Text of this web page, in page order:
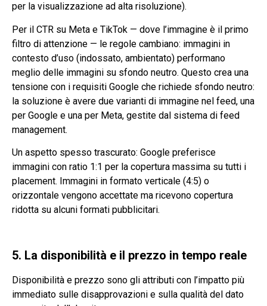
per la visualizzazione ad alta risoluzione).
Per il CTR su Meta e TikTok — dove l’immagine è il primo
filtro di attenzione — le regole cambiano: immagini in
contesto d’uso (indossato, ambientato) performano
meglio delle immagini su sfondo neutro. Questo crea una
tensione con i requisiti Google che richiede sfondo neutro:
la soluzione è avere due varianti di immagine nel feed, una
per Google e una per Meta, gestite dal sistema di feed
management.
Un aspetto spesso trascurato: Google preferisce
immagini con ratio 1:1 per la copertura massima su tutti i
placement. Immagini in formato verticale (4:5) o
orizzontale vengono accettate ma ricevono copertura
ridotta su alcuni formati pubblicitari.
5. La disponibilità e il prezzo in tempo reale
Disponibilità e prezzo sono gli attributi con l’impatto più
immediato sulle disapprovazioni e sulla qualità del dato